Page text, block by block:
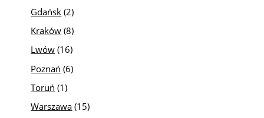
Gdańsk (2)
Kraków (8)
Lwów (16)
Poznań (6)
Toruń (1)
Warszawa (15)